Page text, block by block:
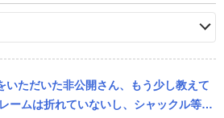
いただいた非公開さん、もう少し教えて
ームは折れていないし、シャックル等も